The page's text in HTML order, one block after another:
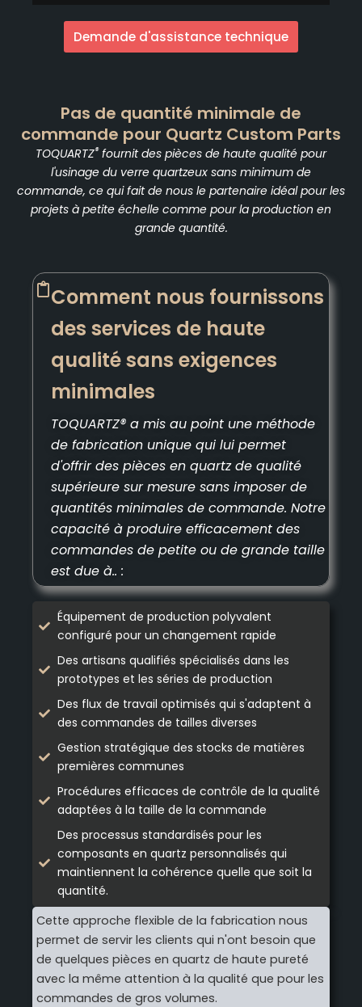
Demande d'assistance technique
Pas de quantité minimale de
commande pour Quartz Custom Parts
TOQUARTZ®fournit des pièces de haute qualité pour
l'usinage du verre quartzeux sans minimum de
commande, ce qui fait de nous le partenaire idéal pour les
projets à petite échelle comme pour la production en
grande quantité.
Comment nous fournissons
des services de haute
qualité sans exigences
minimales
TOQUARTZ® a mis au point une méthode
de fabrication unique qui lui permet
d'offrir des pièces en quartz de qualité
supérieure sur mesure sans imposer de
quantités minimales de commande. Notre
capacité à produire efficacement des
commandes de petite ou de grande taille
est due à.. :
Équipement de production polyvalent
configuré pour un changement rapide
Des artisans qualifiés spécialisés dans les
prototypes et les séries de production
Des flux de travail optimisés qui s'adaptent à
des commandes de tailles diverses
Gestion stratégique des stocks de matières
premières communes
Procédures efficaces de contrôle de la qualité
adaptées à la taille de la commande
Des processus standardisés pour les
composants en quartz personnalisés qui
maintiennent la cohérence quelle que soit la
quantité.
Cette approche flexible de la fabrication nous
permet de servir les clients qui n'ont besoin que
de quelques pièces en quartz de haute pureté
avec la même attention à la qualité que pour les
commandes de gros volumes.